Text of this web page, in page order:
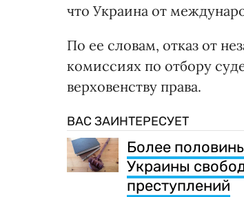
что Украина от
По ее словам, отказ от
комиссиях по отбору
верховенству права.
ВАС ЗАИНТЕРЕСУЕТ
Более
Украины
преступлений